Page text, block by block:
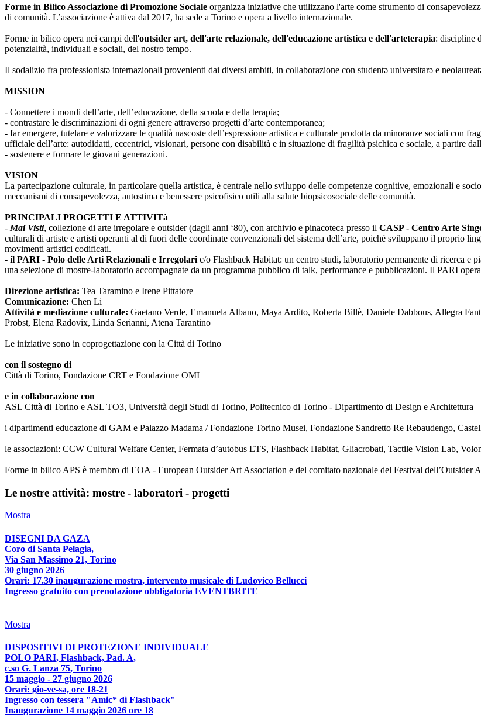
Forme in Bilico Associazione di Promozione Sociale organizza iniziative che utilizzano l'arte come strumento di
di comunità. L’associazione è attiva dal 2017, ha sede a Torino e opera a livello internazionale.
Forme in bilico opera nei campi dell'outsider art, dell'arte relazionale, dell'educazione artistica e dell'arteterapia: discipline
potenzialità, individuali e sociali, del nostro tempo.
Il sodalizio fra professionistə internazionali provenienti dai diversi ambiti, in collaborazione con studentə universitarə e
MISSION
- Connettere i mondi dell’arte, dell’educazione, della scuola e della terapia;
- contrastare le discriminazioni di ogni genere attraverso progetti d’arte contemporanea;
- far emergere, tutelare e valorizzare le qualità nascoste dell’espressione artistica e culturale prodotta da minoranze sociali con
ufficiale dell’arte: autodidatti, eccentrici, visionari, persone con disabilità e in situazione di fragilità psichica e sociale, a partire
- sostenere e formare le giovani generazioni.
VISION
La partecipazione culturale, in particolare quella artistica, è centrale nello sviluppo delle competenze cognitive, emozionali e
meccanismi di consapevolezza, autostima e benessere psicofisico utili alla salute biopsicosociale delle comunità.
PRINCIPALI PROGETTI E ATTIVITà
- Mai Visti, collezione di arte irregolare e outsider (dagli anni ‘80), con archivio e pinacoteca presso il CASP - Centro Arte
culturali di artiste e artisti operanti al di fuori delle coordinate convenzionali del sistema dell’arte, poiché sviluppano il proprio
movimenti artistici codificati.
- il PARI - Polo delle Arti Relazionali e Irregolari c/o Flashback Habitat: un centro studi, laboratorio permanente di ricerca e
una selezione di mostre-laboratorio accompagnate da un programma pubblico di talk, performance e pubblicazioni. Il PARI
Direzione artistica: Tea Taramino e Irene Pittatore
Comunicazione: Chen Li
Attività e mediazione culturale: Gaetano Verde, Emanuela Albano, Maya Ardito, Roberta Billè, Daniele Dabbous, Allegra
Probst, Elena Radovix, Linda Serianni, Atena Tarantino
Le iniziative sono in coprogettazione con la Città di Torino
con il sostegno di
Città di Torino, Fondazione CRT e Fondazione OMI
e in collaborazione con
ASL Città di Torino e ASL TO3, Università degli Studi di Torino, Politecnico di Torino - Dipartimento di Design e Architettura
i dipartimenti educazione di GAM e Palazzo Madama / Fondazione Torino Musei, Fondazione Sandretto Re Rebaudengo,
le associazioni: CCW Cultural Welfare Center, Fermata d’autobus ETS, Flashback Habitat, Gliacrobati, Tactile Vision Lab,
Forme in bilico APS è membro di EOA - European Outsider Art Association e del comitato nazionale del Festival dell’Outsider
Le nostre attività: mostre - laboratori - progetti
Mostra
DISEGNI DA GAZA
Coro di Santa Pelagia,
Via San Massimo 21, Torino
30 giugno 2026
Orari: 17.30 inaugurazione mostra, intervento musicale di Ludovico Bellucci
Ingresso gratuito con prenotazione obbligatoria EVENTBRITE
Mostra
DISPOSITIVI DI PROTEZIONE INDIVIDUALE
POLO PARI, Flashback, Pad. A,
c.so G. Lanza 75, Torino
15 maggio - 27 giugno 2026
Orari: gio-ve-sa, ore 18-21
Ingresso con tessera "Amic* di Flashback"
Inaugurazione 14 maggio 2026 ore 18